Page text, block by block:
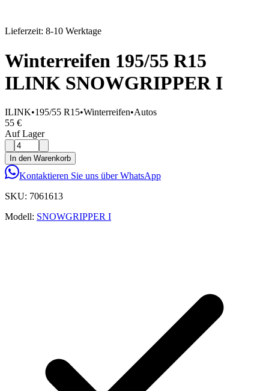
Lieferzeit: 8-10 Werktage
Winterreifen 195/55 R15
ILINK SNOWGRIPPER I
ILINK•195/55 R15•Winterreifen•Autos
55 €
Auf Lager
In den Warenkorb
Kontaktieren Sie uns über WhatsApp
SKU: 7061613
Modell: SNOWGRIPPER I